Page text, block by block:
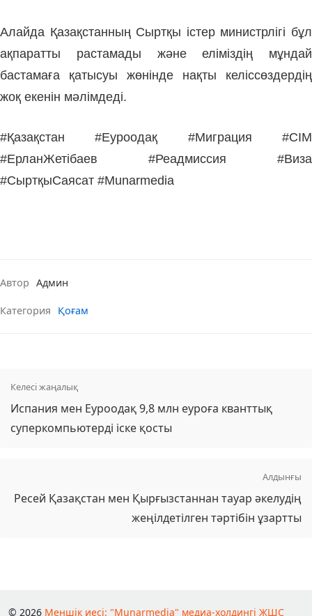
Алайда Қазақстанның Сыртқы істер министрлігі бұл
ақпаратты растамады және еліміздің мұндай
бастамаға қатысуы жөнінде нақты келіссөздердің
жоқ екенін мәлімдеді.
#Қазақстан #Еуроодақ #Миграция #СІМ
#ЕрланЖетібаев #Реадмиссия #Виза
#СыртқыСаясат #Munarmedia
Автор Админ
Категория Қоғам
Келесі жаңалық
Испания мен Еуроодақ 9,8 млн еуроға кванттық
суперкомпьютерді іске қосты
Алдынғы
Ресей Қазақстан мен Қырғызстаннан тауар әкелудің
жеңілдетілген тәртібін ұзартты
© 2026 Меншік иесі: "Munarmedia" медиа-холдингі ЖШС